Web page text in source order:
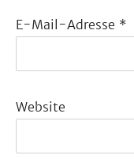
E-Mail-Adresse *
Website